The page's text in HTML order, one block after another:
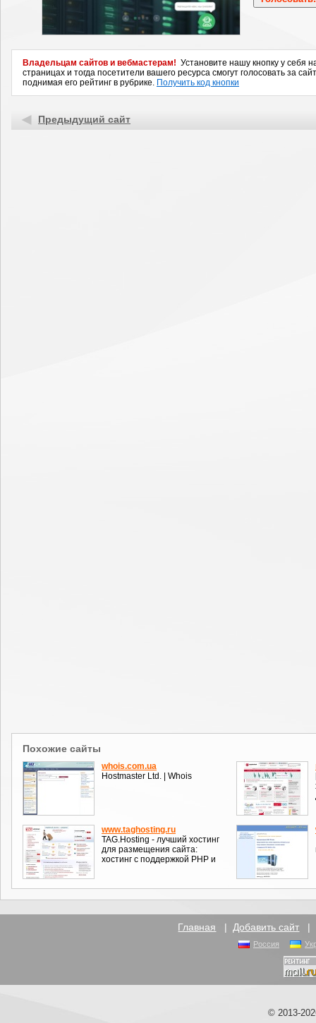
Владельцам сайтов и вебмастерам! Установите нашу кнопку у себя
страницах и тогда посетители вашего ресурса смогут голосовать за
поднимая его рейтинг в рубрике. Получить код кнопки
Предыдущий сайт
Похожие сайты
whois.com.ua
Hostmaster Ltd. | Whois
www.taghosting.ru
TAG.Hosting - лучший хостинг
для размещения сайта:
хостинг с поддержкой PHP и
Главная | Добавить сайт |
Россия
© 2013-